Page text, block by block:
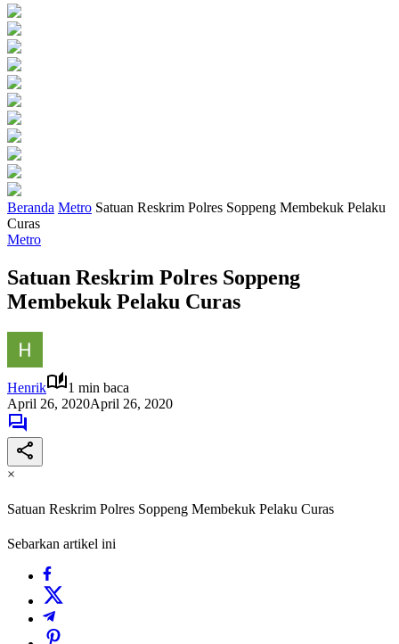
Beranda Metro Satuan Reskrim Polres Soppeng Membekuk Pelaku
Curas
Metro
Satuan Reskrim Polres Soppeng
Membekuk Pelaku Curas
Henrik
1 min baca
April 26, 2020April 26, 2020
×
Satuan Reskrim Polres Soppeng Membekuk Pelaku Curas
Sebarkan artikel ini